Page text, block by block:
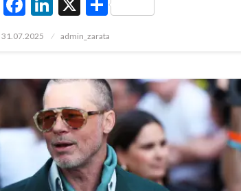
Posted
31.07.2025 admin_zarata